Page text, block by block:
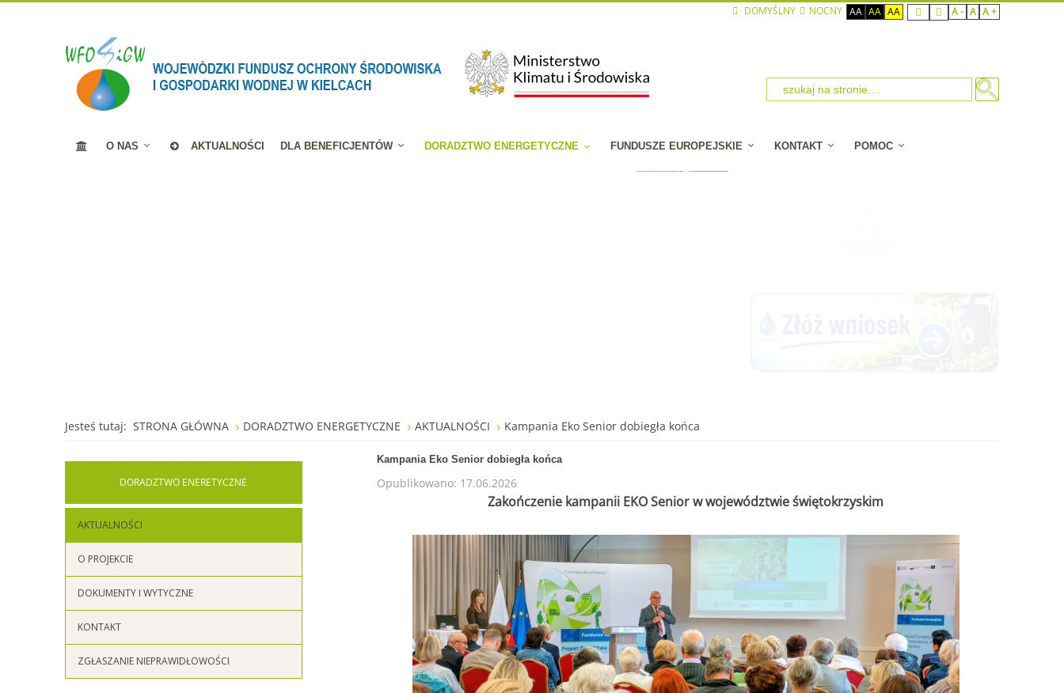
DOMYŚLNY NOCNY AA AA AA A - A A +
O NAS AKTUALNOŚCI DLA BENEFICJENTÓW DORADZTWO ENERGETYCZNE FUNDUSZE EUROPEJSKIE KONTAKT POMOC
Jesteś tutaj: STRONA GŁÓWNA DORADZTWO ENERGETYCZNE AKTUALNOŚCI Kampania Eko Senior dobiegła końca
Kampania Eko Senior dobiegła końca
Opublikowano: 17.06.2026
Zakończenie kampanii EKO Senior w województwie świętokrzyskim
DORADZTWO ENERETYCZNE
AKTUALNOŚCI
O PROJEKCIE
DOKUMENTY I WYTYCZNE
KONTAKT
ZGŁASZANIE NIEPRAWIDŁOWOŚCI